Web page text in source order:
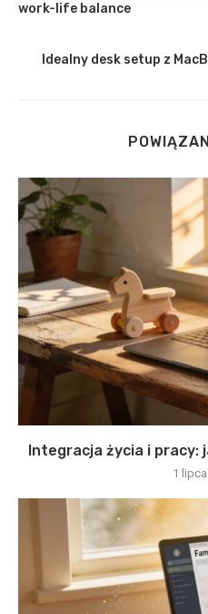
work-life balance
Idealny desk setup z
Integracja życia i pracy:
1